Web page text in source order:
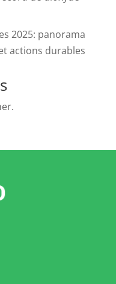
2025: panorama
actions durables